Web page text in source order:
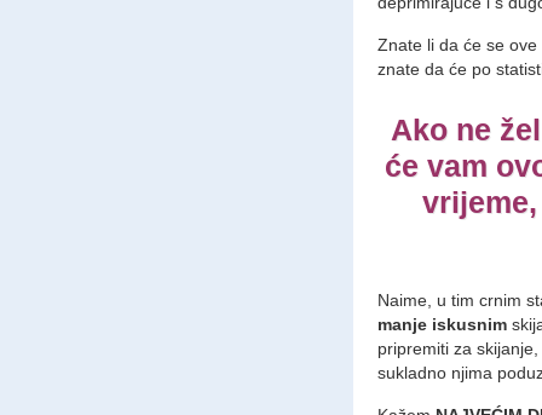
Znate li da će se
znate da će po
Ako ne
će vam
Naime, u tim crnim
manje iskusnim
pripremiti za
sukladno njima